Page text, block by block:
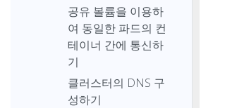
공유 볼륨을 이용하
여 동일한 파드의 컨
테이너 간에 통신하
기
클러스터의 DNS 구
성하기